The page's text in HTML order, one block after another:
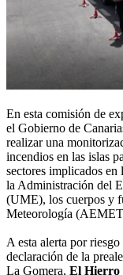
En esta comisión de
el Gobierno de
realizar una
incendios en las islas
sectores implicados
la Administración del
(UME), los cuerpos y
Meteorología
A esta alerta por
declaración de la
La Gomera, El Hierro